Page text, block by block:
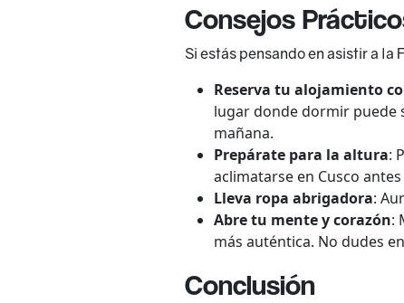
Consejos
Si estás pensando en asistir a
Reserva tu alojamiento
lugar donde dormir puede
mañana.
Prepárate para la altura:
aclimatarse en Cusco antes
Lleva ropa abrigadora:
Abre tu mente y corazón:
más auténtica. No dudes
Conclusión